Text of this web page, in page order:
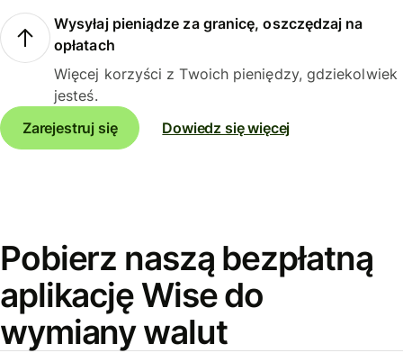
Wysyłaj pieniądze za granicę, oszczędzaj na
opłatach
Więcej korzyści z Twoich pieniędzy, gdziekolwiek
jesteś.
Zarejestruj się
Dowiedz się więcej
Pobierz naszą bezpłatną
aplikację Wise do
wymiany walut